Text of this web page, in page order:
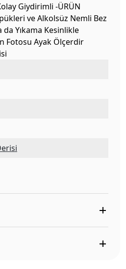
Giydirimli -ÜRÜN
ve Alkolsüz Nemli Bez
da Yıkama Kesinlikle
Fotosu Ayak Ölçerdir